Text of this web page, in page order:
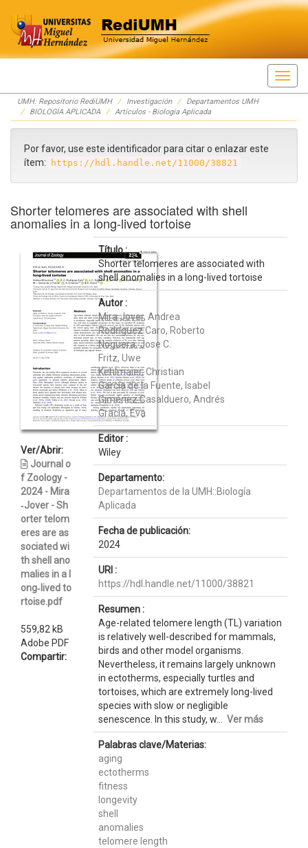
Skip
navigation
UMH: Repositorio RediUMH Investigación
Departamentos UMH
BIOLOGÍA APLICADA
Artículos - Biología Aplicada
Por favor, use este identificador para citar o enlazar este
ítem:
https://hdl.handle.net/11000/38821
Shorter telomeres are associated with shell
anomalies in a long-lived tortoise
Ver/Abrir:
Journal o
f Zoology -
2024 - Mira
‐Jover - Sh
orter telom
eres are as
sociated wi
th shell ano
malies in a l
ong‐lived to
rtoise.pdf
559,82 kB
Adobe PDF
Compartir:
Título :
Shorter telomeres are associated with
shell anomalies in a long-lived tortoise
Autor :
Mira Jover, Andrea
Rodríguez Caro, Roberto
Noguera, Jose C.
Fritz, Uwe
Kehlmaier, Christian
García de la Fuente, Isabel
Giménez Casalduero, Andrés
Graciá, Eva
Editor :
Wiley
Departamento:
Departamentos de la UMH::Biología
Aplicada
Fecha de publicación:
2024
URI :
https://hdl.handle.net/11000/38821
Resumen :
Age-related telomere length (TL) variation
is relatively well-described for mammals,
birds and other model organisms.
Nevertheless, it remains largely unknown
in ectotherms, especially turtles and
tortoises, which are extremely long-lived
species with slow or negligible
senescence. In this study, w... Ver más
Palabras clave/Materias:
aging
ectotherms
fitness
longevity
shell
anomalies
telomere length